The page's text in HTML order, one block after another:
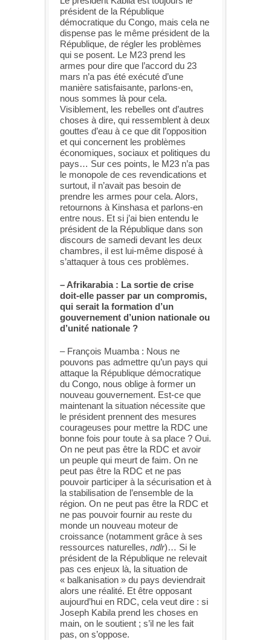
président de la République
démocratique du Congo, mais cela ne
dispense pas le même président de la
République, de régler les problèmes
qui se posent. Le M23 prend les
armes pour dire que l’accord du 23
mars n’a pas été exécuté d’une
manière satisfaisante, parlons-en,
nous sommes là pour cela.
Visiblement, les rebelles ont d’autres
choses à dire, qui ressemblent à deux
gouttes d’eau à ce que dit l’opposition
et qui concernent les problèmes
économiques, sociaux et politiques du
pays… Sur ces points, le M23 n’a pas
le monopole de ces revendications et
surtout, il n’avait pas besoin de
prendre les armes pour cela. Alors,
retournons à Kinshasa et parlons-en
entre nous. Et si j’ai bien entendu le
président de la République dans son
discours de samedi devant les deux
chambres, il est lui-même disposé à
s’attaquer à tous ces problèmes.
– Afrikarabia : La sortie de crise
doit-elle passer par un compromis,
qui serait la formation d’un
gouvernement d’union nationale ou
d’unité nationale ?
– François Muamba : Nous ne
pouvons pas admettre qu’un pays qui
attaque la République démocratique
du Congo, nous oblige à former un
nouveau gouvernement. Est-ce que
maintenant la situation nécessite que
le président prennent des mesures
courageuses pour mettre la RDC une
bonne fois pour toute à sa place ? Oui.
On ne peut pas être la RDC et avoir
un peuple qui meurt de faim. On ne
peut pas être la RDC et ne pas
pouvoir participer à la sécurisation et à
la stabilisation de l’ensemble de la
région. On ne peut pas être la RDC et
ne pas pouvoir fournir au reste du
monde un nouveau moteur de
croissance (notamment grâce à ses
ressources naturelles, ndlr)… Si le
président de la République ne relevait
pas ces enjeux là, la situation de
« balkanisation » du pays deviendrait
alors une réalité. Et être opposant
aujourd’hui en RDC, cela veut dire : si
Joseph Kabila prend les choses en
main, on le soutient ; s’il ne les fait
pas, on s’oppose.